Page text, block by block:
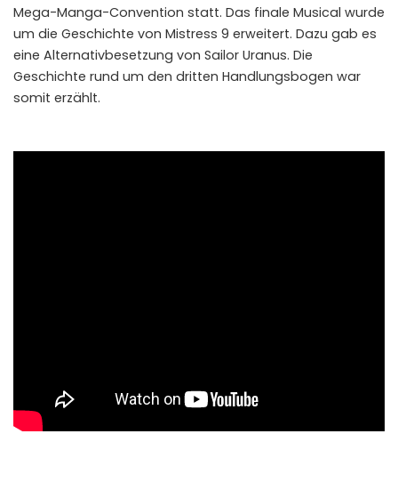
Mega-Manga-Convention statt. Das finale Musical wurde
um die Geschichte von Mistress 9 erweitert. Dazu gab es
eine Alternativbesetzung von Sailor Uranus. Die
Geschichte rund um den dritten Handlungsbogen war
somit erzählt.